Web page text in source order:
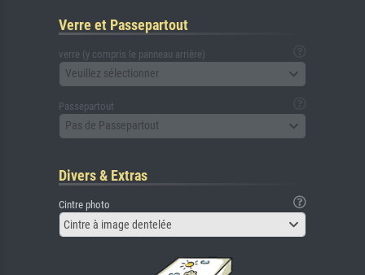
Verre et Passepartout
verre (y compris le panneau arrière)
Veuillez sélectionner
Passepartout
Pas de Passepartout
Divers & Extras
Cintre photo
Cintre à image dentelée